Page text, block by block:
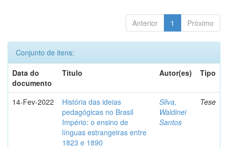
Anterior 1 Próximo
Conjunto de itens:
Data do
documento
Título Autor(es) Tipo
14-Fev-2022
História das ideias
pedagógicas no Brasil
Império: o ensino de
línguas estrangeiras entre
1823 e 1890
Silva,
Waldinei
Santos
Tese